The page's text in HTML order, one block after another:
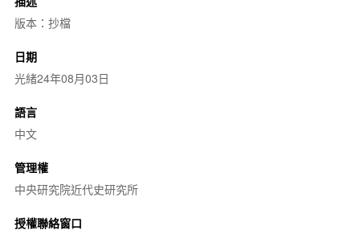
版本：抄檔
日期
光緒24年08月03日
語言
中文
管理權
中央研究院近代史研究所
授權聯絡窗口